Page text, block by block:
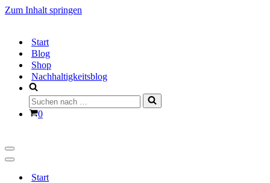
Zum Inhalt springen
Start
Blog
Shop
Nachhaltigkeitsblog
Suchen
nach …
Warenkorb
0
Navigationsmenü
Navigationsmenü
Start